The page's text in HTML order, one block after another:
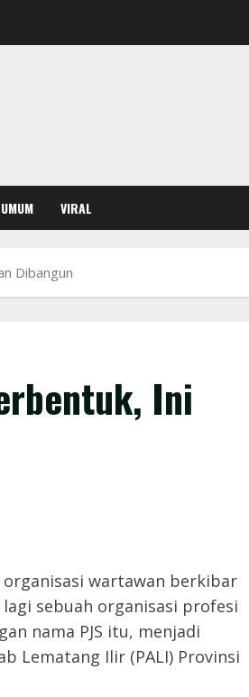
UMUM VIRAL
Dibangun
Ini
wartawan berkibar
sebuah organisasi profesi
nama PJS itu, menjadi
Lematang Ilir (PALI) Provinsi